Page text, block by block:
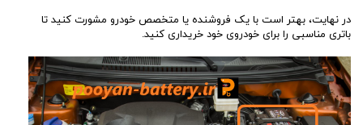
در نهایت، بهتر است با یک فروشنده یا متخصص خودرو مشورت کنید تا
باتری مناسبی را برای خودروی خود خریداری کنید.